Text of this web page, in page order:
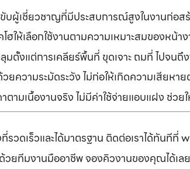
ผู้เชี่ยวชาญที่มีประสบการณ์สูงในงานก่อส
ฮให้เลือกใช้งานตามความเหมาะสมของหน้
มตั้งแต่การเคลียร์พื้นที่ ขุดเจาะ ถมที่ ไปจนถึ
ยความระมัดระวัง ไม่ก่อให้เกิดความเสียห
าตามเนื้องานจริง ไม่มีค่าใช้จ่ายแอบแฝง ช่
วดเร็วและได้มาตรฐาน ติดต่อเราได้ทันทีที่
ทีมงานมืออาชีพ จองคิวงานของคุณได้เล